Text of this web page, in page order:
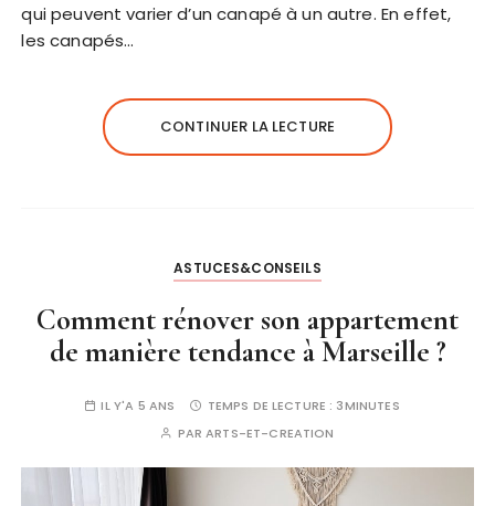
qui peuvent varier d’un canapé à un autre. En effet,
les canapés…
CONTINUER LA LECTURE
ASTUCES&CONSEILS
Comment rénover son appartement
de manière tendance à Marseille ?
IL Y'A 5 ANS TEMPS DE LECTURE : 3MINUTES
PARARTS-ET-CREATION